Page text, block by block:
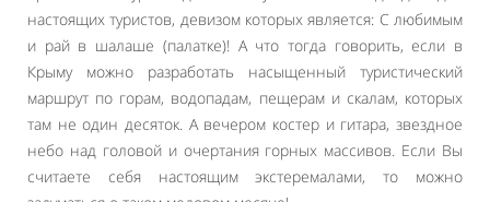
настоящих туристов, девизом которых является: С любимым
и рай в шалаше (палатке)! А что тогда говорить, если в
Крыму можно разработать насыщенный туристический
маршрут по горам, водопадам, пещерам и скалам, которых
там не один десяток. А вечером костер и гитара, звездное
небо над головой и очертания горных массивов. Если Вы
считаете себя настоящим экстеремалами, то можно